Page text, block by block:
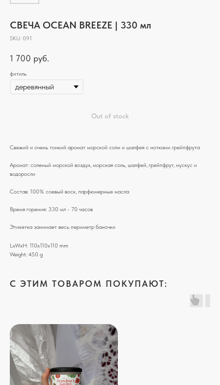
СВЕЧА OCEAN BREEZE | 330 мл
SKU: 091
1 700 руб.
фитиль
Out of stock
Свежий и очень тонкий аромат морской соли и шалфея с нотками грейпфрута
Аромат: соленый морской воздух, морская соль, шалфей, грейпфрут, мускус и
водоросли
Состав: 100% соевый воск, парфюмерные масла
Время горения: 330 мл - 70 часов
Этикетка занимает весь периметр баночки
LxWxH: 110x110x110 mm
Weight: 450 g
C ЭТИМ ТОВАРОМ ПОКУПАЮТ: